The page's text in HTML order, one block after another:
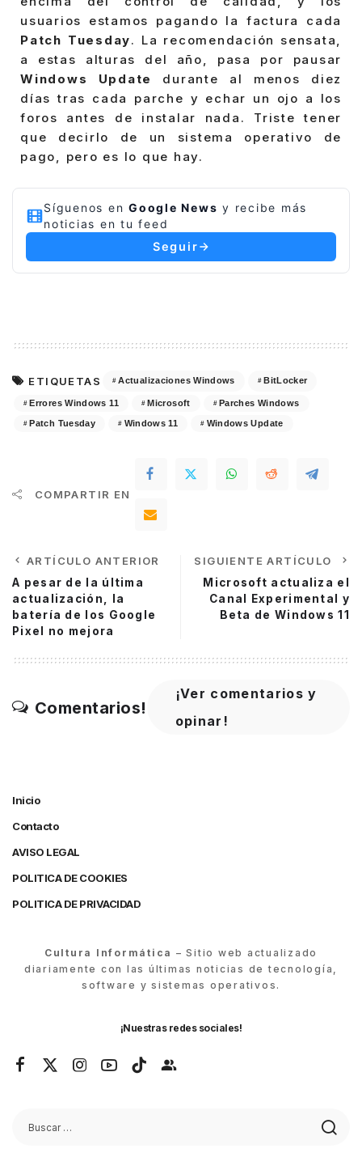
usuarios estamos pagando la factura cada
Patch Tuesday. La recomendación sensata,
a estas alturas del año, pasa por pausar
Windows Update
durante al menos diez
días tras cada parche y echar un ojo a los
foros antes de instalar nada. Triste tener
que decirlo de un sistema operativo de
pago, pero es lo que hay.
Síguenos en Google News y recibe más
noticias en tu feed
Seguir
ETIQUETAS Actualizaciones Windows BitLocker
Errores Windows 11 Microsoft Parches Windows
Patch Tuesday Windows 11 Windows Update
COMPARTIR EN
ARTÍCULO ANTERIOR
A pesar de la última
actualización, la
batería de los Google
Pixel no mejora
SIGUIENTE ARTÍCULO
Microsoft actualiza el
Canal Experimental y
Beta de Windows 11
Comentarios!
¡Ver comentarios y
opinar!
Inicio
Contacto
AVISO LEGAL
POLITICA DE COOKIES
POLITICA DE PRIVACIDAD
Cultura Informática – Sitio web actualizado
diariamente con las últimas noticias de tecnología,
software y sistemas operativos.
¡Nuestras redes sociales!